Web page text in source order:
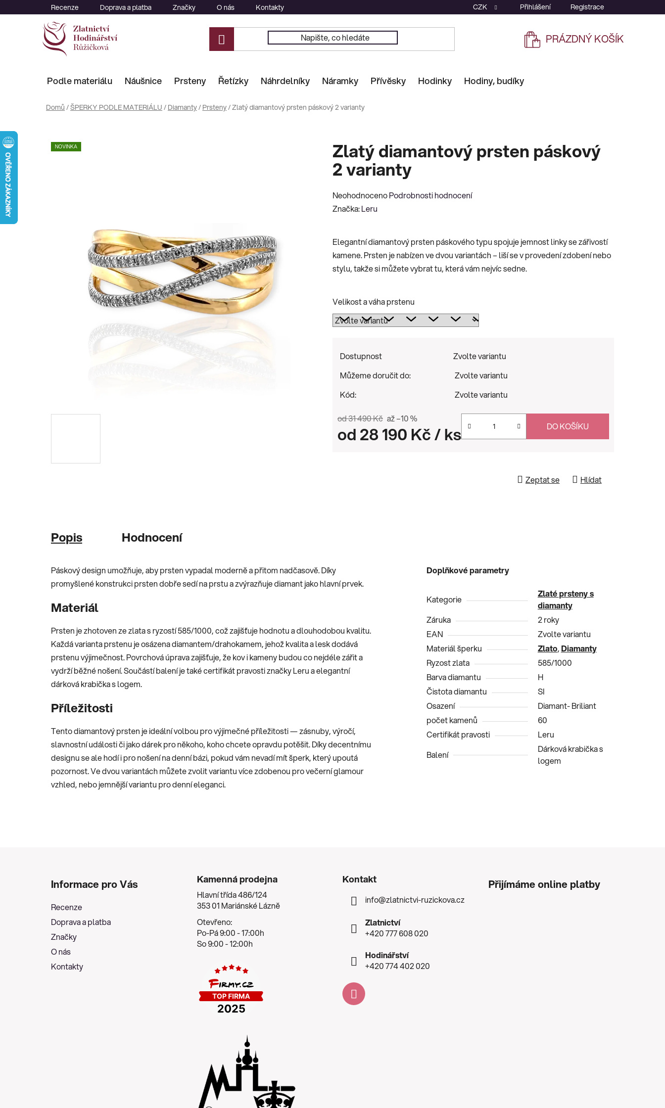
na
Recenze Doprava a platba Značky O nás Kontakty CZK Přihlášení Registrace
NÁKUPNÍ
PRÁZDNÝ KOŠÍK
Podle materiálu Náušnice Prsteny Řetízky Náhrdelníky Náramky Přívěsky Hodinky Hodiny, budíky
Domů /ŠPERKY PODLE MATERIÁLU / Diamanty/ Prsteny/Zlatý diamantový prsten páskový 2 varianty
Zlatý diamantový prsten páskový
2 varianty
Průměrné
hodnocení
0,0
z
5
NeohodnocenoPodrobnosti hodnocení
Značka:Leru
Elegantní diamantový prsten páskového typu spojuje jemnost linky se zářivostí
kamene. Prsten je nabízen ve dvou variantách – liší se v provedení zdobení nebo
stylu, takže si můžete vybrat tu, která vám nejvíc sedne.
Velikost a váha prstenu
Dostupnost
Zvolte variantu
Můžeme doručit do:
Zvolte variantu
Kód:
Zvolte variantu
od 31 490 Kč až –10 %
od28 190 Kč/ ks DO KOŠÍKU
Zeptat se Hlídat
NOVINKA
Popis Hodnocení
Páskový design umožňuje, aby prsten vypadal moderně a přitom nadčasově. Díky
promyšlené konstrukci prsten dobře sedí na prstu a zvýrazňuje diamant jako hlavní prvek.
Materiál
Prsten je zhotoven ze zlata s ryzostí 585/1000, což zajišťuje hodnotu a dlouhodobou kvalitu.
Každá varianta prstenu je osázena diamantem/drahokamem, jehož kvalita a lesk dodává
prstenu výjimečnost. Povrchová úprava zajišťuje, že kov i kameny budou co nejdéle zářit a
vydrží běžné nošení. Součástí balení je také certifikát pravosti značky Leru a elegantní
dárková krabička s logem.
Příležitosti
Tento diamantový prsten je ideální volbou pro výjimečné příležitosti — zásnuby, výročí,
slavnostní události či jako dárek pro někoho, koho chcete opravdu potěšit. Díky decentnímu
designu se ale hodí i pro nošení na denní bázi, pokud vám nevadí mít šperk, který upoutá
pozornost. Ve dvou variantách můžete zvolit variantu více zdobenou pro večerní glamour
vzhled, nebo jemnější variantu pro denní eleganci.
Doplňkové parametry
Kategorie
Zlaté prsteny s
diamanty
Záruka
2 roky
EAN
Zvolte variantu
Materiál šperku
Zlato, Diamanty
Ryzost zlata
585/1000
Barva diamantu
H
Čistota diamantu
SI
Osazení
Diamant- Briliant
počet kamenů
60
Certifikát pravosti
Leru
Balení
Dárková krabička s
logem
Informace pro Vás
Recenze
Doprava a platba
Značky
O nás
Kontakty
Kamenná prodejna
Hlavní třída 486/124
353 01 Mariánské Lázně
Otevřeno:
Po-Pá 9:00 - 17:00h
So 9:00 - 12:00h
Kontakt
info@zlatnictvi-ruzickova.cz
Zlatnictví
+420 777 608 020
Hodinářství
+420 774 402 020
Přijímáme online platby